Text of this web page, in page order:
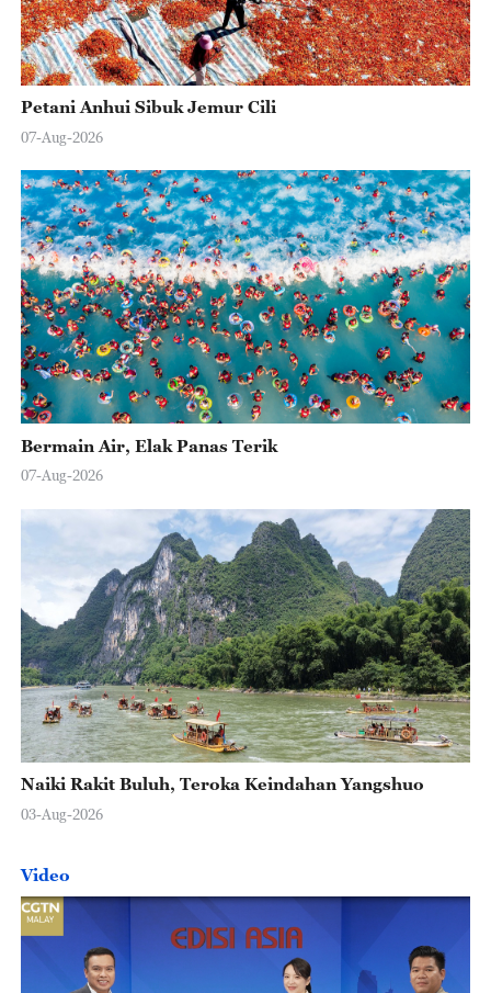
Petani Anhui Sibuk Jemur Cili
07-Aug-2026
Bermain Air, Elak Panas Terik
07-Aug-2026
Naiki Rakit Buluh, Teroka Keindahan Yangshuo
03-Aug-2026
Video